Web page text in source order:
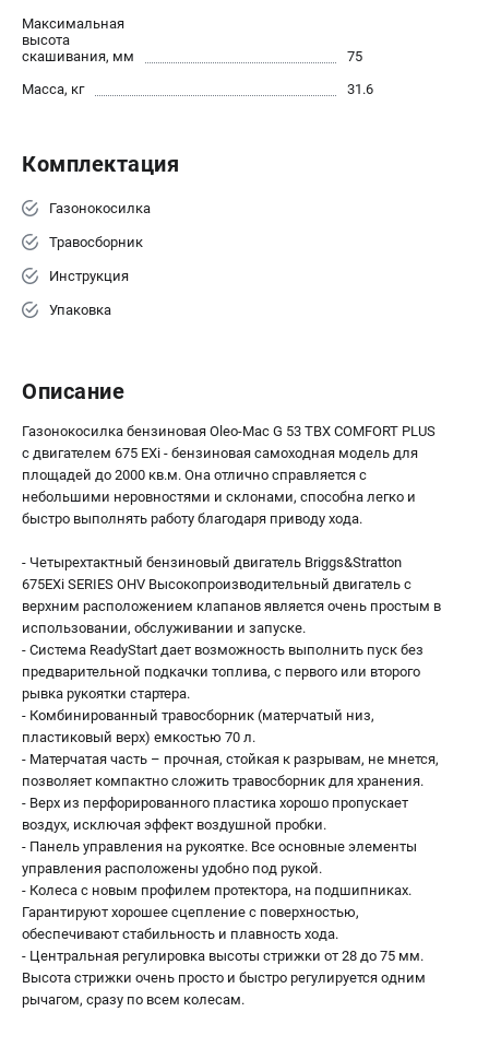
Информация размещённая на сайте не является публичной
пн-пт - с 9:00 до 18:00
Максимальная
высота
скашивания, мм
75
Масса, кг
31.6
Комплектация
Газонокосилка
Травосборник
Инструкция
Упаковка
Описание
Газонокосилка бензиновая Oleo-Mac G 53 ТBХ COMFORT PLUS
с двигателем 675 EXi - бензиновая самоходная модель для
площадей до 2000 кв.м. Она отлично справляется с
небольшими неровностями и склонами, способна легко и
быстро выполнять работу благодаря приводу хода.
- Четырехтактный бензиновый двигатель Briggs&Stratton
675EXi SERIES OHV Высокопроизводительный двигатель с
верхним расположением клапанов является очень простым в
использовании, обслуживании и запуске.
- Система ReadyStart дает возможность выполнить пуск без
предварительной подкачки топлива, с первого или второго
рывка рукоятки стартера.
- Комбинированный травосборник (матерчатый низ,
пластиковый верх) емкостью 70 л.
- Матерчатая часть – прочная, стойкая к разрывам, не мнется,
позволяет компактно сложить травосборник для хранения.
- Верх из перфорированного пластика хорошо пропускает
воздух, исключая эффект воздушной пробки.
- Панель управления на рукоятке. Все основные элементы
управления расположены удобно под рукой.
- Колеса с новым профилем протектора, на подшипниках.
Гарантируют хорошее сцепление с поверхностью,
обеспечивают стабильность и плавность хода.
- Центральная регулировка высоты стрижки от 28 до 75 мм.
Высота стрижки очень просто и быстро регулируется одним
рычагом, сразу по всем колесам.